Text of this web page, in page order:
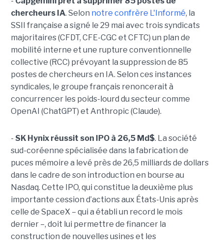
chercheurs IA. Selon notre confrère L'Informé, la
SSII française a signé le 29 mai avec trois syndicats
majoritaires (CFDT, CFE-CGC et CFTC) un plan de
mobilité interne et une rupture conventionnelle
collective (RCC) prévoyant la suppression de 85
postes de chercheurs en IA. Selon ces instances
syndicales, le groupe français renoncerait à
concurrencer les poids-lourd du secteur comme
OpenAI (ChatGPT) et Anthropic (Claude).
- SK Hynix réussit son IPO à 26,5 Md$. La société
sud-coréenne spécialisée dans la fabrication de
puces mémoire a levé près de 26,5 milliards de dollars
dans le cadre de son introduction en bourse au
Nasdaq. Cette IPO, qui constitue la deuxième plus
importante cession d’actions aux États-Unis après
celle de SpaceX – qui a établi un record le mois
dernier –, doit lui permettre de financer la
construction de nouvelles usines et les